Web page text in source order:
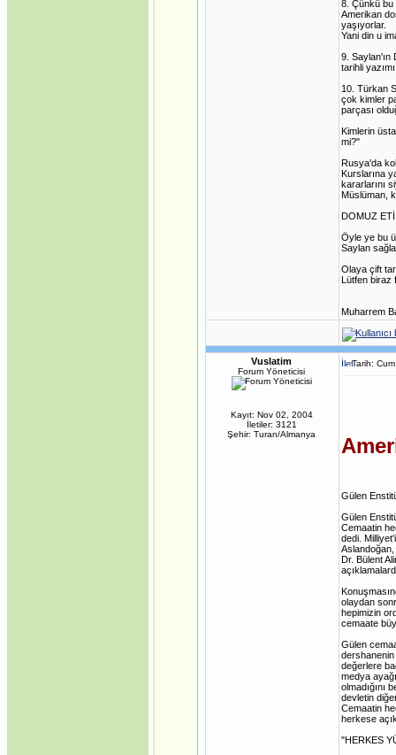
8. Çünkü
Amerikan
yaşıyorlar.
Yani din u
9. Saylan'ın
tarihli
10. Türkan
çok kimler
parçası
Kimlerin
mi?"
Rusya'da
Kurslarına
kararlarını
Müslüman,
DOMUZ
Öyle ye bu
Saylan
Olaya çift
Lütfen biraz
Muharrem
Vuslatim
Forum Yöneticisi
Kayıt: Nov 02, 2004
İletiler: 3121
Şehir: Turan/Almanya
Tarih:
Gülen
Gülen
Cemaatin
dedi.
Dr. Bülent
olaydan
hepimizin
cemaate
Gülen
dershanenin
değerlere
medya
olmadığını
devletin
Cemaatin
herkese
"HERKES